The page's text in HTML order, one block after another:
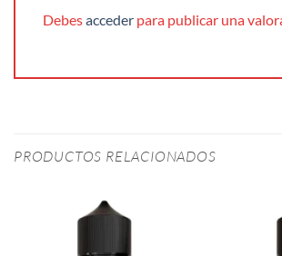
Debesacceder para publicar una
PRODUCTOS RELACIONADOS